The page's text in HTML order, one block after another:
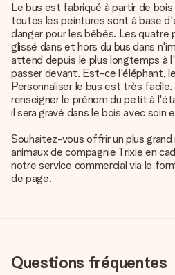
Le bus est fabriqué à partir de
toutes les peintures sont à base
danger pour les bébés. Les quatre
glissé dans et hors du bus dans
attend depuis le plus longtemps à
passer devant. Est-ce l'éléphant,
Personnaliser le bus est très
renseigner le prénom du petit à
il sera gravé dans le bois avec soin
Souhaitez-vous offrir un plus
animaux de compagnie Trixie en
notre service commercial via le
de page.
Questions fréquentes